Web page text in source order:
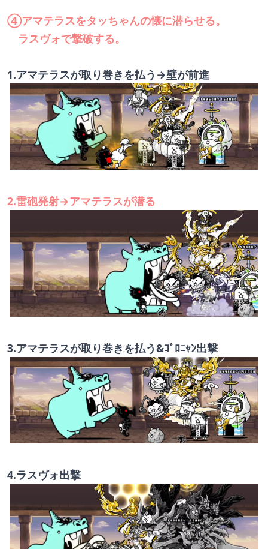
④アマテラスをタッちゃんの懐に潜らせる。
ラスヴォで撃破する。
1.アマテラスが取り巻きを払う→壁が前進
2.雷砲発射→アマテラスが潜る
3.アマテラスが取り巻きを払う&ｺﾞﾛﾆｬﾝ出撃
4.ラスヴォ出撃